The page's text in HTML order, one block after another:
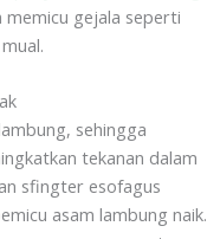
memicu gejala seperti
sehingga
tekanan dalam
sfingter esofagus
asam lambung naik.